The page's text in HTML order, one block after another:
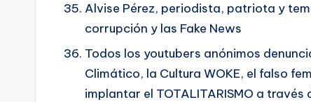
Alvise Pérez, periodista, patriota y
corrupción y las Fake News
Todos los youtubers anónimos
Climático, la Cultura WOKE, el falso
implantar el TOTALITARISMO a través